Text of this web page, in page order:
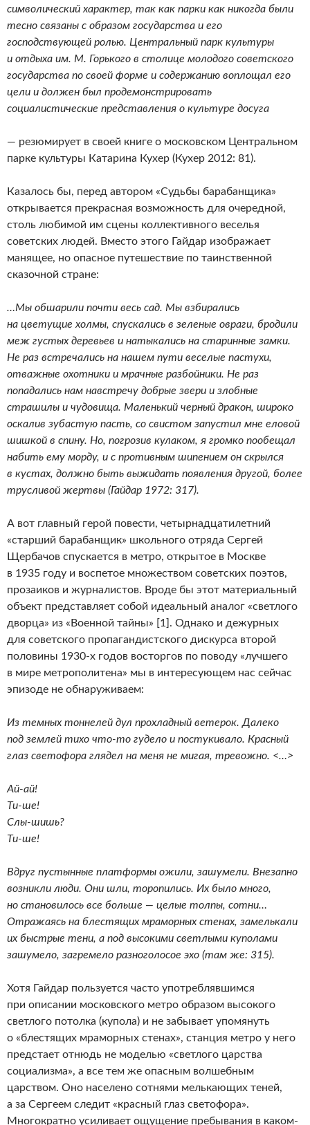
символический характер, так как парки как никогда были
тесно связаны с образом государства и его
господствующей ролью. Центральный парк культуры
и отдыха им. М. Горького в столице молодого советского
государства по своей форме и содержанию воплощал его
цели и должен был продемонстрировать
социалистические представления о культуре досуга
— резюмирует в своей книге о московском Центральном
парке культуры Катарина Кухер (Кухер 2012: 81).
Казалось бы, перед автором «Судьбы барабанщика»
открывается прекрасная возможность для очередной,
столь любимой им сцены коллективного веселья
советских людей. Вместо этого Гайдар изображает
манящее, но опасное путешествие по таинственной
сказочной стране:
…Мы обшарили почти весь сад. Мы взбирались
на цветущие холмы, спускались в зеленые овраги, бродили
меж густых деревьев и натыкались на старинные замки.
Не раз встречались на нашем пути веселые пастухи,
отважные охотники и мрачные разбойники. Не раз
попадались нам навстречу добрые звери и злобные
страшилы и чудовища. Маленький черный дракон, широко
оскалив зубастую пасть, со свистом запустил мне еловой
шишкой в спину. Но, погрозив кулаком, я громко пообещал
набить ему морду, и с противным шипением он скрылся
в кустах, должно быть выжидать появления другой, более
трусливой жертвы (Гайдар 1972: 317).
А вот главный герой повести, четырнадцатилетний
«старший барабанщик» школьного отряда Сергей
Щербачов спускается в метро, открытое в Москве
в 1935 году и воспетое множеством советских поэтов,
прозаиков и журналистов. Вроде бы этот материальный
объект представляет собой идеальный аналог «светлого
дворца» из «Военной тайны» [1]. Однако и дежурных
для советского пропагандистского дискурса второй
половины 1930-х годов восторгов по поводу «лучшего
в мире метрополитена» мы в интересующем нас сейчас
эпизоде не обнаруживаем:
Из темных тоннелей дул прохладный ветерок. Далеко
под землей тихо что-то гудело и постукивало. Красный
глаз светофора глядел на меня не мигая, тревожно. <…>
Ай-ай!
Ти-ше!
Слы-шишь?
Ти-ше!
Вдруг пустынные платформы ожили, зашумели. Внезапно
возникли люди. Они шли, торопились. Их было много,
но становилось все больше — целые толпы, сотни…
Отражаясь на блестящих мраморных стенах, замелькали
их быстрые тени, а под высокими светлыми куполами
зашумело, загремело разноголосое эхо (там же: 315).
Хотя Гайдар пользуется часто употреблявшимся
при описании московского метро образом высокого
светлого потолка (купола) и не забывает упомянуть
о «блестящих мраморных стенах», станция метро у него
предстает отнюдь не моделью «светлого царства
социализма», а все тем же опасным волшебным
царством. Оно населено сотнями мелькающих теней,
а за Сергеем следит «красный глаз светофора».
Многократно усиливает ощущение пребывания в каком-